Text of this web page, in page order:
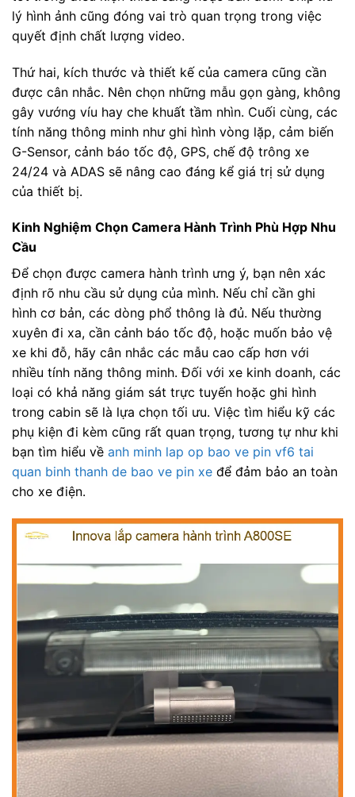
lý hình ảnh cũng đóng vai trò quan trọng trong việc
quyết định chất lượng video.
Thứ hai, kích thước và thiết kế của camera cũng cần
được cân nhắc. Nên chọn những mẫu gọn gàng, không
gây vướng víu hay che khuất tầm nhìn. Cuối cùng, các
tính năng thông minh như ghi hình vòng lặp, cảm biến
G-Sensor, cảnh báo tốc độ, GPS, chế độ trông xe
24/24 và ADAS sẽ nâng cao đáng kể giá trị sử dụng
của thiết bị.
Kinh Nghiệm Chọn Camera Hành Trình Phù Hợp Nhu
Cầu
Để chọn được camera hành trình ưng ý, bạn nên xác
định rõ nhu cầu sử dụng của mình. Nếu chỉ cần ghi
hình cơ bản, các dòng phổ thông là đủ. Nếu thường
xuyên đi xa, cần cảnh báo tốc độ, hoặc muốn bảo vệ
xe khi đỗ, hãy cân nhắc các mẫu cao cấp hơn với
nhiều tính năng thông minh. Đối với xe kinh doanh, các
loại có khả năng giám sát trực tuyến hoặc ghi hình
trong cabin sẽ là lựa chọn tối ưu. Việc tìm hiểu kỹ các
phụ kiện đi kèm cũng rất quan trọng, tương tự như khi
bạn tìm hiểu về anh minh lap op bao ve pin vf6 tai
quan binh thanh de bao ve pin xe để đảm bảo an toàn
cho xe điện.